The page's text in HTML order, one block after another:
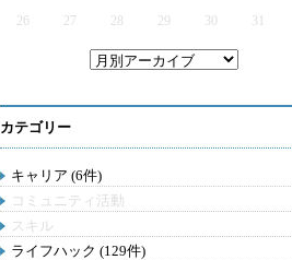
26 27 28 29 30 31
カテゴリー
キャリア (6件)
コミュニティ活動
スキル
ライフハック (129件)